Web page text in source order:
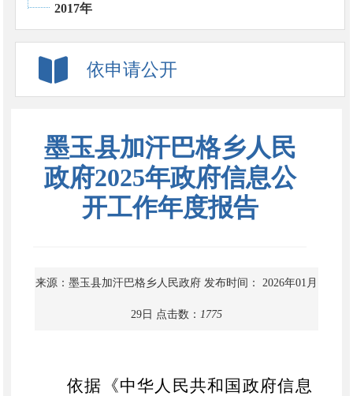
2017年
依申请公开
墨玉县加汗巴格乡人民
政府2025年政府信息公
开工作年度报告
来源：墨玉县加汗巴格乡人民政府 发布时间： 2026年01月
29日 点击数： 1775
依据《中华人民共和国政府信息